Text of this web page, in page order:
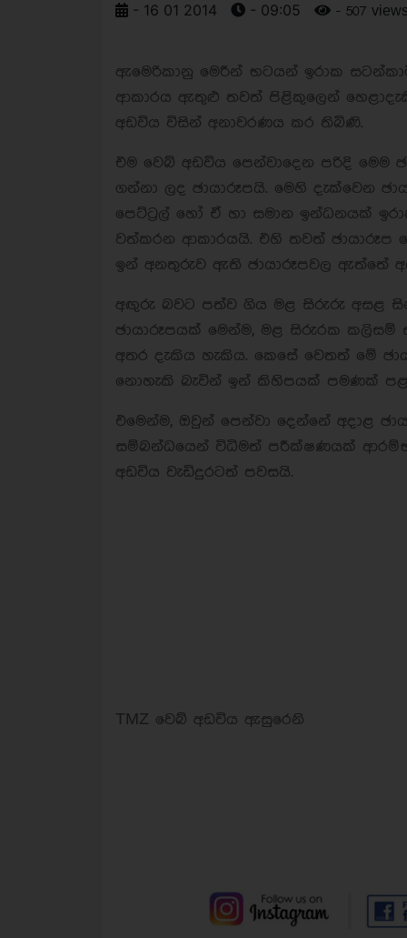
- 16 01 2014 - 09:05 - 507
ඇමෙරිකානු මෙරීන් භටයන් ඉරාක
ආකාරය ඇතුළු තවත් පිළිකුලෙන්
අඩවිය විසින් අනාවරණය කර තිබිණි.
එම වෙබ් අඩවිය පෙන්වාදෙන පරිදි මෙම
ගන්නා ලද ඡායාරූපයි. මෙහි දැක්වෙන
පෙට්ට්‍රල් හෝ ඒ හා සමාන ඉන්ධනයක්
වත්කරන ආකාරයයි. එහි තවත් ඡායාරූප
ඉන් අනතුරුව ඇති ඡායාරූපවල ඇත්තේ
අඟුරු බවට පත්ව ගිය මළ සිරුරු අසළ
ඡායාරූපයක් මෙන්ම, මළ සිරුරක කලිසම්
අතර දැකිය හැකිය. කෙසේ වෙතත් මේ
නොහැකි බැවින් ඉන් කිහිපයක් පමණක් පළ
එමෙන්ම, ඔවුන් පෙන්වා දෙන්නේ අදාළ
සම්බන්ධයෙන් විධිමත් පරීක්ෂණයක්
අඩවිය වැඩිදුරටත් පවසයි.‍
TMZ වෙබ් අඩවිය ඇසුරෙනි